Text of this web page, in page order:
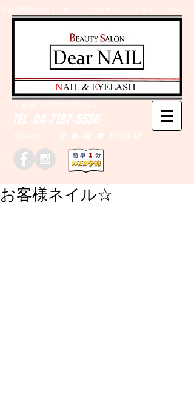
千葉県野田市のネイルサロン、まつげエクステはＤｅａｒＮAILへ
TEL 04-7197-5556
営業時間 10：00～20：00 (予約優先)
千葉県野田市野田790-1
​NAIL & EYELASH
お客様ネイル☆